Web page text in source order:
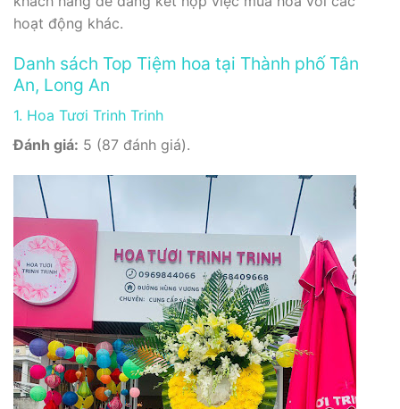
hoạt động khác.
Danh sách Top Tiệm hoa tại Thành phố Tân
An, Long An
1. Hoa Tươi Trinh Trinh
Đánh giá: 5 (87 đánh giá).